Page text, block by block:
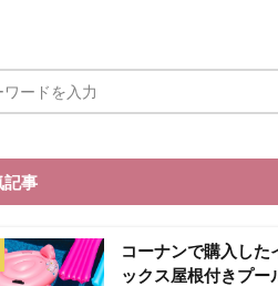
記事
コーナンで購入した
ックス屋根付きプー
教育画劇